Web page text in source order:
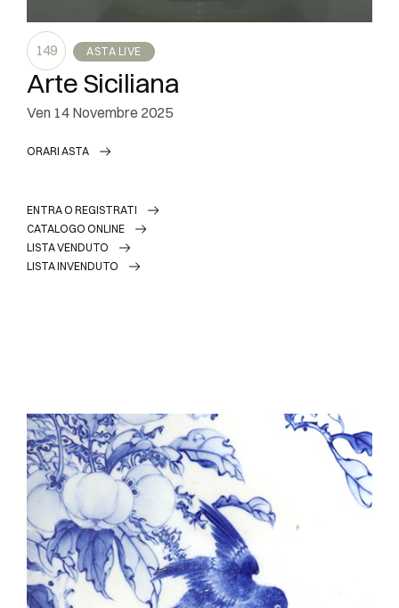
149 ASTA LIVE
Arte Siciliana
ven 14 Novembre 2025
ORARI ASTA
ENTRA O REGISTRATI
CATALOGO ONLINE
LISTA VENDUTO
LISTA INVENDUTO